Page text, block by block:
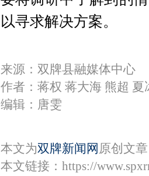
以寻求解决方案。
来源：双牌县融媒体中心
作者：蒋权 蒋大海 熊超 夏
编辑：唐雯
本文为双牌新闻网 原创文
本文链接： https://